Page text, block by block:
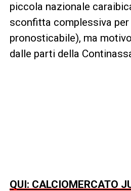
piccola nazionale
sconfitta complessiva
pronosticabile), ma
dalle parti della
QUI: CALCIOMERCATO